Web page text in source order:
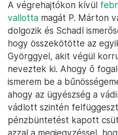
A végrehajtókon kívül
vallotta magát P. Márton
dolgozik és Schadl
hogy összekötötte az
Györggyel, akit végül
neveztek ki. Ahogy ő
ismerem be a
ahogy az ügyészség a
vádlott szintén
pénzbüntetést kapott
azzal a megjegyzéssel,